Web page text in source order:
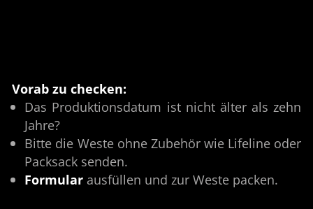
Vorab zu checken:
Das Produktionsdatum ist nicht älter als zehn
Jahre?
Bitte die Weste ohne Zubehör wie Lifeline oder
Packsack senden.
Formular ausfüllen und zur Weste packen.